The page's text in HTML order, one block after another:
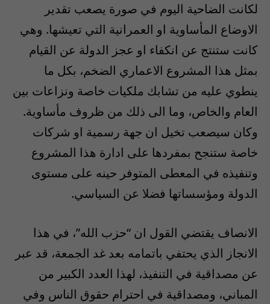
لكانت الضاحية اليوم في صورة يصعب تقدير
الاوضاع المأساوية او العمرانية التي تعيشها. وهي
كانت ستنتج عن انكفاء او عجز الدولة عن القيام
بمثل هذا المشروع الاعماري الضخم، بكل ما
ينطوي عليه من تشابك ملكيات خاصة ونزاعات بين
العام والخاص، وما الى ذلك من ظروف مأساوية.
وكان سيصعب تخيل ان جهة رسمية او شركات
خاصة ستنجح بمفردها على ادارة هذا المشروع
وتنفيذه في المعطى المتوفر حينه على مستوى
الدولة ومؤسساتها فضلا عن السياسي.
الانصاف يقتضي القول ان “حزب الله”، في هذا
الانجاز الذي يحتفي باتمامه بعد غد الجمعة، قد عبر
عن مصداقية في التنفيذ، لهذا العدد الكبير من
المباني، ومصداقية في احترام حقوق الناس وفي